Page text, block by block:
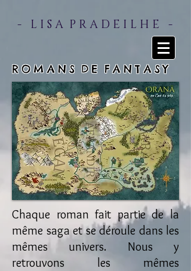
- L I S A P R A D E I L H E -
R O M A N S D E F A N T A S Y
Chaque roman fait partie de la
même saga et se déroule dans les
mêmes univers. Nous y
retrouvons les mêmes